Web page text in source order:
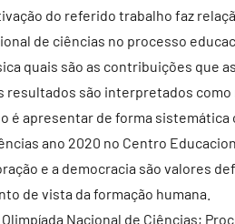
do referido trabalho faz
de ciências no processo
quais são as contribuições que
resultados são interpretados
é apresentar de forma
ano 2020 no Centro
e a democracia são valores
de vista da formação humana.
Nacional de Ciências;